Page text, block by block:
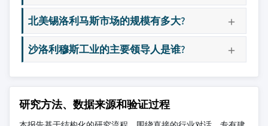
北美锡洛利马斯市场的规模有多大?
沙洛利穆斯工业的主要领导人是谁?
研究方法、数据来源和验证过程